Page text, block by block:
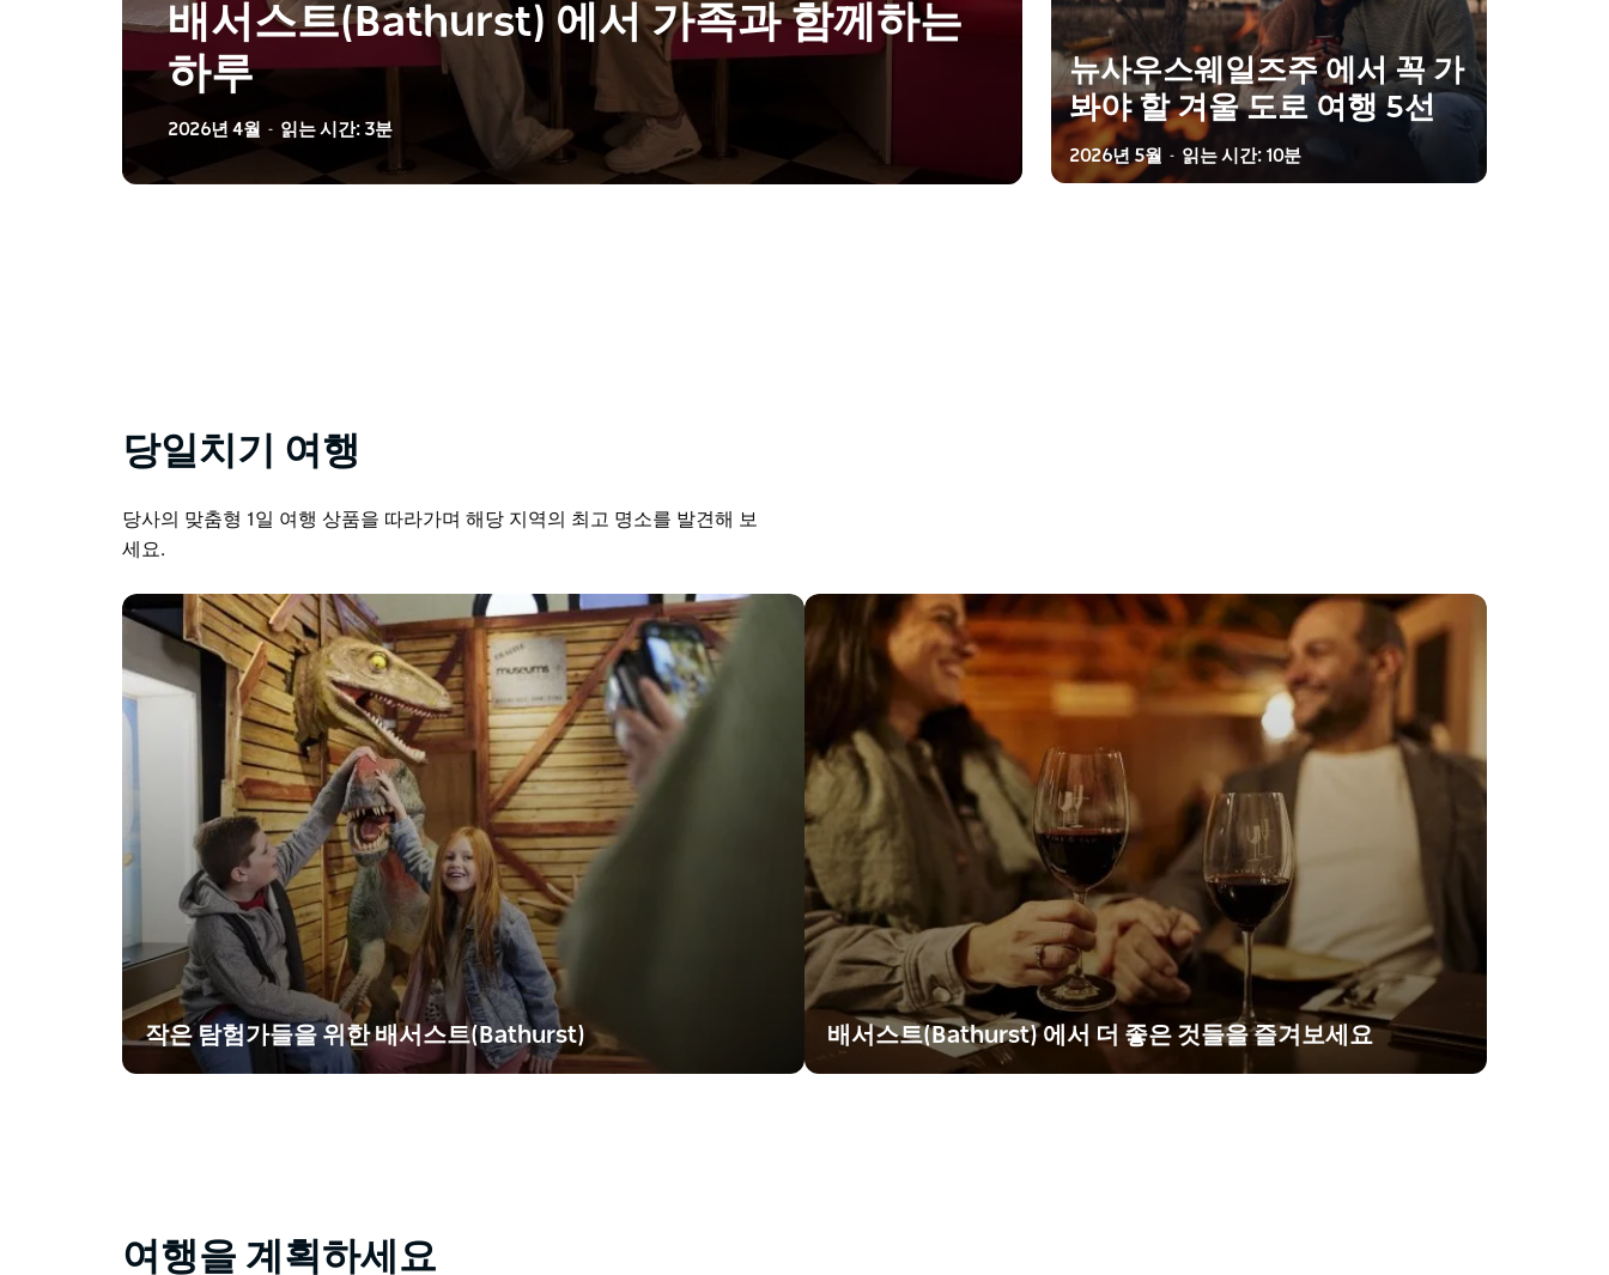
배서스트(Bathurst) 에서 가족과 함께하는
하루
2026년 4월 - 읽는 시간: 3분
뉴사우스웨일즈주 에서 꼭 가
봐야 할 겨울 도로 여행 5선
2026년 5월 - 읽는 시간: 10분
당일치기 여행
당사의 맞춤형 1일 여행 상품을 따라가며 해당 지역의 최고 명소를 발견해 보
세요.
작은 탐험가들을 위한 배서스트(Bathurst) 배서스트(Bathurst) 에서 더 좋은 것들을 즐겨보세요
여행을 계획하세요